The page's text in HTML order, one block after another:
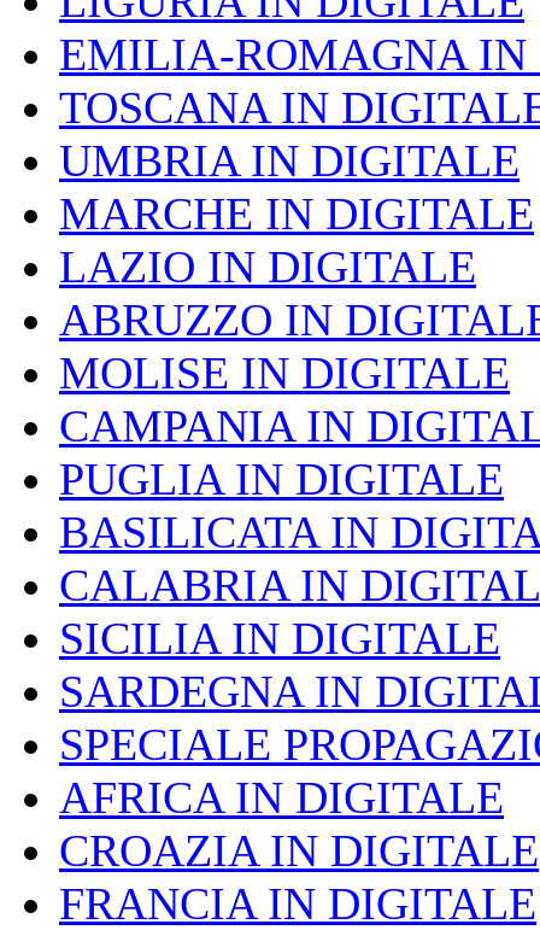
EMILIA-ROMAGNA IN
TOSCANA IN
UMBRIA IN DIGITALE
MARCHE IN DIGITALE
LAZIO IN DIGITALE
ABRUZZO IN
MOLISE IN DIGITALE
CAMPANIA IN
PUGLIA IN DIGITALE
BASILICATA IN
CALABRIA IN
SICILIA IN DIGITALE
SARDEGNA IN
SPECIALE
AFRICA IN DIGITALE
CROAZIA IN DIGITALE
FRANCIA IN DIGITALE